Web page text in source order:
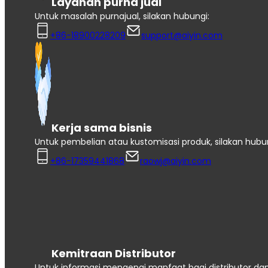
Untuk masalah purnajual, silakan hubungi:
+86-18900228209
support@aiyin.com
Kerja sama bisnis
Untuk pembelian atau kustomisasi produk, silakan
+86-17359441868
raowj@aiyin.com
Kemitraan Distributor